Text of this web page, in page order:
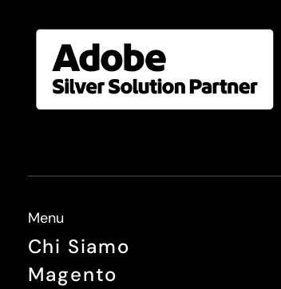
Menu
Chi Siamo
Magento